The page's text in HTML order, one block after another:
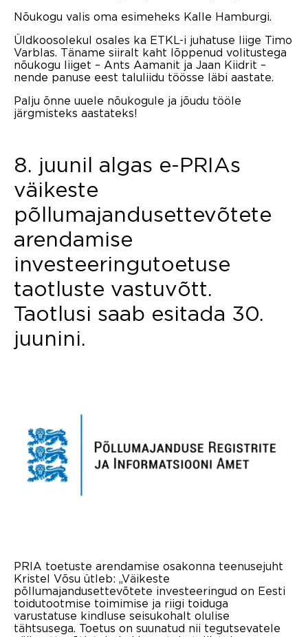
Nõukogu valis oma esimeheks Kalle Hamburgi.
Üldkoosolekul osales ka ETKL-i juhatuse liige Timo
Varblas. Täname siiralt kaht lõppenud volitustega
nõukogu liiget – Ants Aamanit ja Jaan Kiidrit –
nende panuse eest taluliidu töösse läbi aastate.
Palju õnne uuele nõukogule ja jõudu tööle
järgmisteks aastateks!
8. juunil algas e-PRIAs
väikeste
põllumajandusettevõtete
arendamise
investeeringutoetuse
taotluste vastuvõtt.
Taotlusi saab esitada 30.
juunini.
PRIA toetuste arendamise osakonna teenusejuht
Kristel Võsu ütleb: „Väikeste
põllumajandusettevõtete investeeringud on Eesti
toidutootmise toimimise ja riigi toiduga
varustatuse kindluse seisukohalt olulise
tähtsusega. Toetus on suunatud nii tegutsevatele